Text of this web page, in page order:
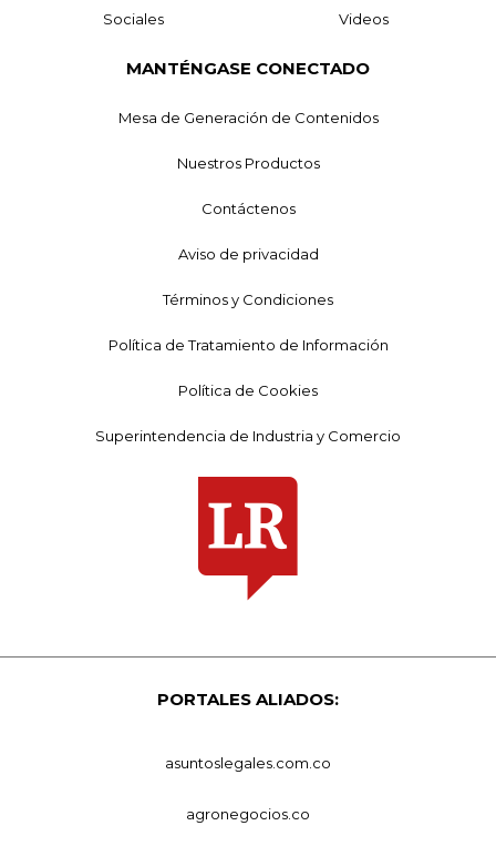
Sociales Videos
MANTÉNGASE CONECTADO
Mesa de Generación de Contenidos
Nuestros Productos
Contáctenos
Aviso de privacidad
Términos y Condiciones
Política de Tratamiento de Información
Política de Cookies
Superintendencia de Industria y Comercio
PORTALES ALIADOS:
asuntoslegales.com.co
agronegocios.co